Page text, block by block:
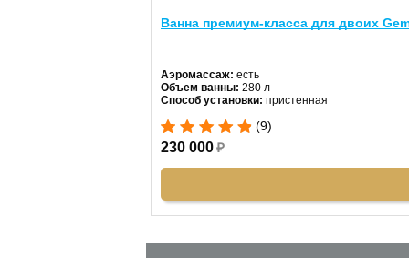
Ванна премиум-класса для двоих
Аэромассаж: есть
Объем ванны: 280 л
Способ установки: пристенная
Длина: 180 см
Цвет:белый
(9)
230 000₽